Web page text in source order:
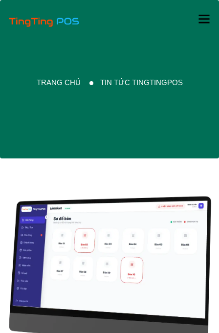
TRANG CHỦ TIN TỨC TINGTINGPOS